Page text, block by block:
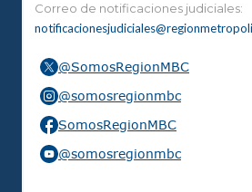
Correo de notificaciones judiciales:
@SomosRegionMBC
@somosregionmbc
SomosRegionMBC
@somosregionmbc